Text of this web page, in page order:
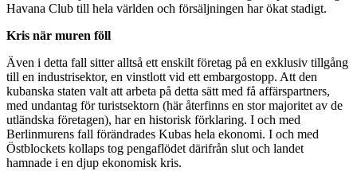
Havana Club till hela världen och försäljningen har ökat stadigt.
Kris när muren föll
Även i detta fall sitter alltså ett enskilt företag på en exklusiv tillgång
till en industrisektor, en vinstlott vid ett embargostopp. Att den
kubanska staten valt att arbeta på detta sätt med få affärspartners,
med undantag för turistsektorn (här återfinns en stor majoritet av de
utländska företagen), har en historisk förklaring. I och med
Berlinmurens fall förändrades Kubas hela ekonomi. I och med
Östblockets kollaps tog pengaflödet därifrån slut och landet
hamnade i en djup ekonomisk kris.